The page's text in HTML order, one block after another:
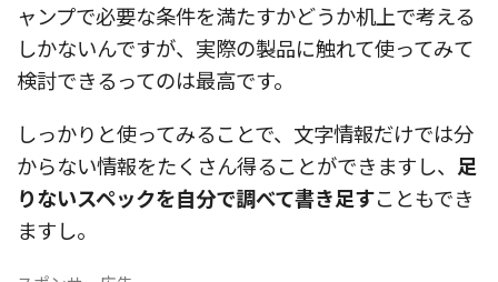
ャンプで必要な条件を満たすかどうか机上で考える
しかないんですが、実際の製品に触れて使ってみて
検討できるってのは最高です。
しっかりと使ってみることで、文字情報だけでは分
からない情報をたくさん得ることができますし、 足
りないスペックを自分で調べて書き足すこともでき
ますし。